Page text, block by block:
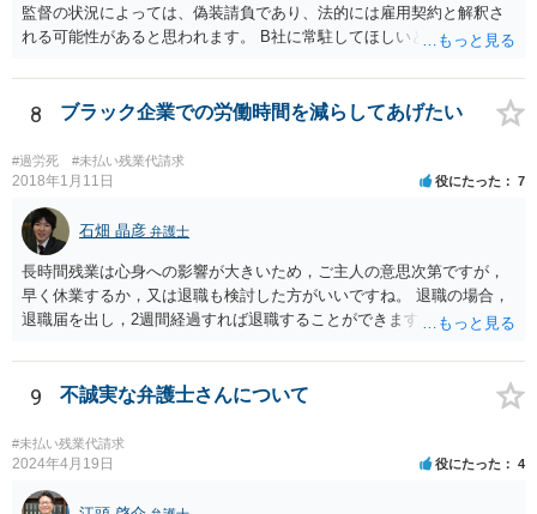
監督の状況によっては、偽装請負であり、法的には雇用契約と解釈さ
れる可能性があると思われます。 B社に常駐してほしいと先方が求め
ば、折衷的な提案として、「突発的な質問に対応できるように、基本
的には１０時〜１９時はできるだけB社にいるよう努力はします。た
だ、他の仕事もありますので、必ずその条件を守れるとは限りません
し、B社常駐時であっても本件以外の仕事もさせてもらうことになりま
す。」というものが考えられます。 その提案すら断られるようであれ
ば、ちょっと危険な会社だというシグナルと考えるべきでしょう。
8 ブラック企業での労働時間を減らしてあげたい
#過労死 #未払い残業代請求
2018年1月11日 役にたった 7
石畑 晶彦 弁護士
長時間残業は心身への影響が大きいため，ご主人の意思次第ですが，
早く休業するか，又は退職も検討した方がいいですね。 退職の場合，
退職届を出し，2週間経過すれば退職することができます。これは会社
であれば，十分な引き継ぎを行った上で，退職することで後々のトラ
ブルは防ぐことが可能です。
9 不誠実な弁護士さんについて
#未払い残業代請求
2024年4月19日 役にたった 4